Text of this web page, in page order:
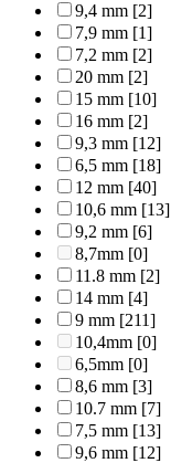
9,4 mm [2]
7,9 mm [1]
7,2 mm [2]
20 mm [2]
15 mm [10]
16 mm [2]
9,3 mm [12]
6,5 mm [18]
12 mm [40]
10,6 mm [13]
9,2 mm [6]
8,7mm [0]
11.8 mm [2]
14 mm [4]
9 mm [211]
10,4mm [0]
6,5mm [0]
8,6 mm [3]
10.7 mm [7]
7,5 mm [13]
9,6 mm [12]